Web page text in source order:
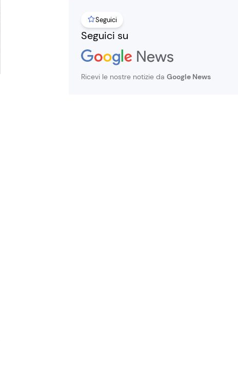
Seguici
Seguici su
Ricevi le nostre notizie da Google News